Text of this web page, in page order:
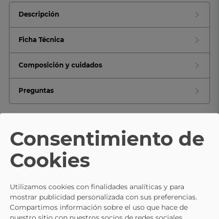
Descripción
Ficha Técnica
Composición y cuidados
Preguntas
TE PUEDE INTERESAR
Zapatillas De Cuña Skechers Million
Air-Hotter Taupe
71,16 € 84,95 €
Zapatillas Skechers Slip Ins
Sport Squad Chaos En Blanco Y
Naranja
71,95 € 79,95 €
Consentimiento de
Cookies
Utilizamos cookies con finalidades analíticas y para
mostrar publicidad personalizada con sus preferencias.
Compartimos información sobre el uso que hace de
nuestro sitio con nuestros socios de redes sociales,